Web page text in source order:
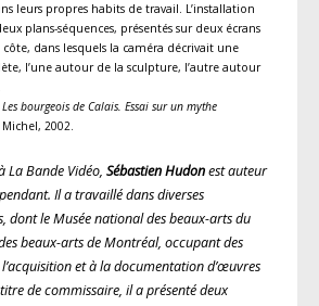
leurs propres habits de travail. L’installation
plans-séquences, présentés sur deux écrans
côte, dans lesquels la caméra décrivait une
l’une autour de la sculpture, l’autre autour
Les bourgeois de Calais. Essai sur un mythe
2002.
La Bande Vidéo, Sébastien Hudonest auteur
Il a travaillé dans diverses
dont le Musée national des beaux-arts du
beaux-arts de Montréal, occupant des
et à la documentation d’œuvres
de commissaire, il a présenté deux